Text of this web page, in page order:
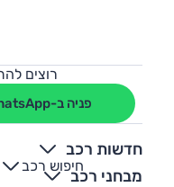
רוצים
פניה ב-WhatsApp
חדשות רכב
מבחני רכבחיפוש רכב
+
-